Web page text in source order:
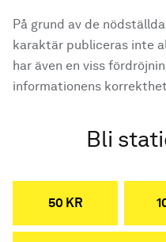
På grund av de
karaktär publiceras inte
har även en viss
informationens
Bli
50 KR